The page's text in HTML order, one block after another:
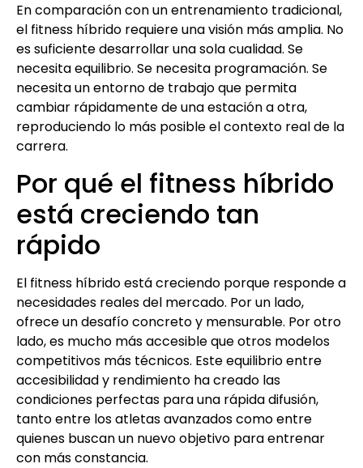
En comparación con un entrenamiento tradicional,
el fitness híbrido requiere una visión más amplia. No
es suficiente desarrollar una sola cualidad. Se
necesita equilibrio. Se necesita programación. Se
necesita un entorno de trabajo que permita
cambiar rápidamente de una estación a otra,
reproduciendo lo más posible el contexto real de la
carrera.
Por qué el fitness híbrido
está creciendo tan
rápido
El fitness híbrido está creciendo porque responde a
necesidades reales del mercado. Por un lado,
ofrece un desafío concreto y mensurable. Por otro
lado, es mucho más accesible que otros modelos
competitivos más técnicos. Este equilibrio entre
accesibilidad y rendimiento ha creado las
condiciones perfectas para una rápida difusión,
tanto entre los atletas avanzados como entre
quienes buscan un nuevo objetivo para entrenar
con más constancia.